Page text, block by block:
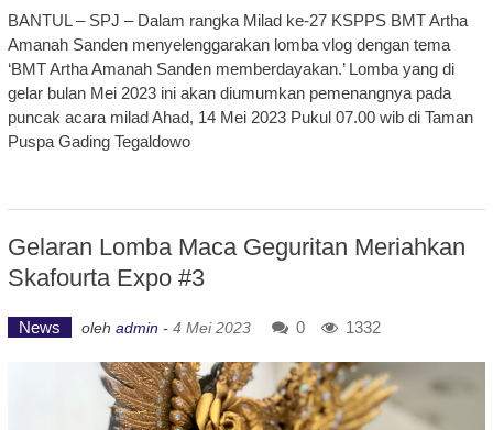
BANTUL – SPJ – Dalam rangka Milad ke-27 KSPPS BMT Artha
Amanah Sanden menyelenggarakan lomba vlog dengan tema
‘BMT Artha Amanah Sanden memberdayakan.’ Lomba yang di
gelar bulan Mei 2023 ini akan diumumkan pemenangnya pada
puncak acara milad Ahad, 14 Mei 2023 Pukul 07.00 wib di Taman
Puspa Gading Tegaldowo
Gelaran Lomba Maca Geguritan Meriahkan
Skafourta Expo #3
News oleh admin - 4 Mei 2023 0 1332